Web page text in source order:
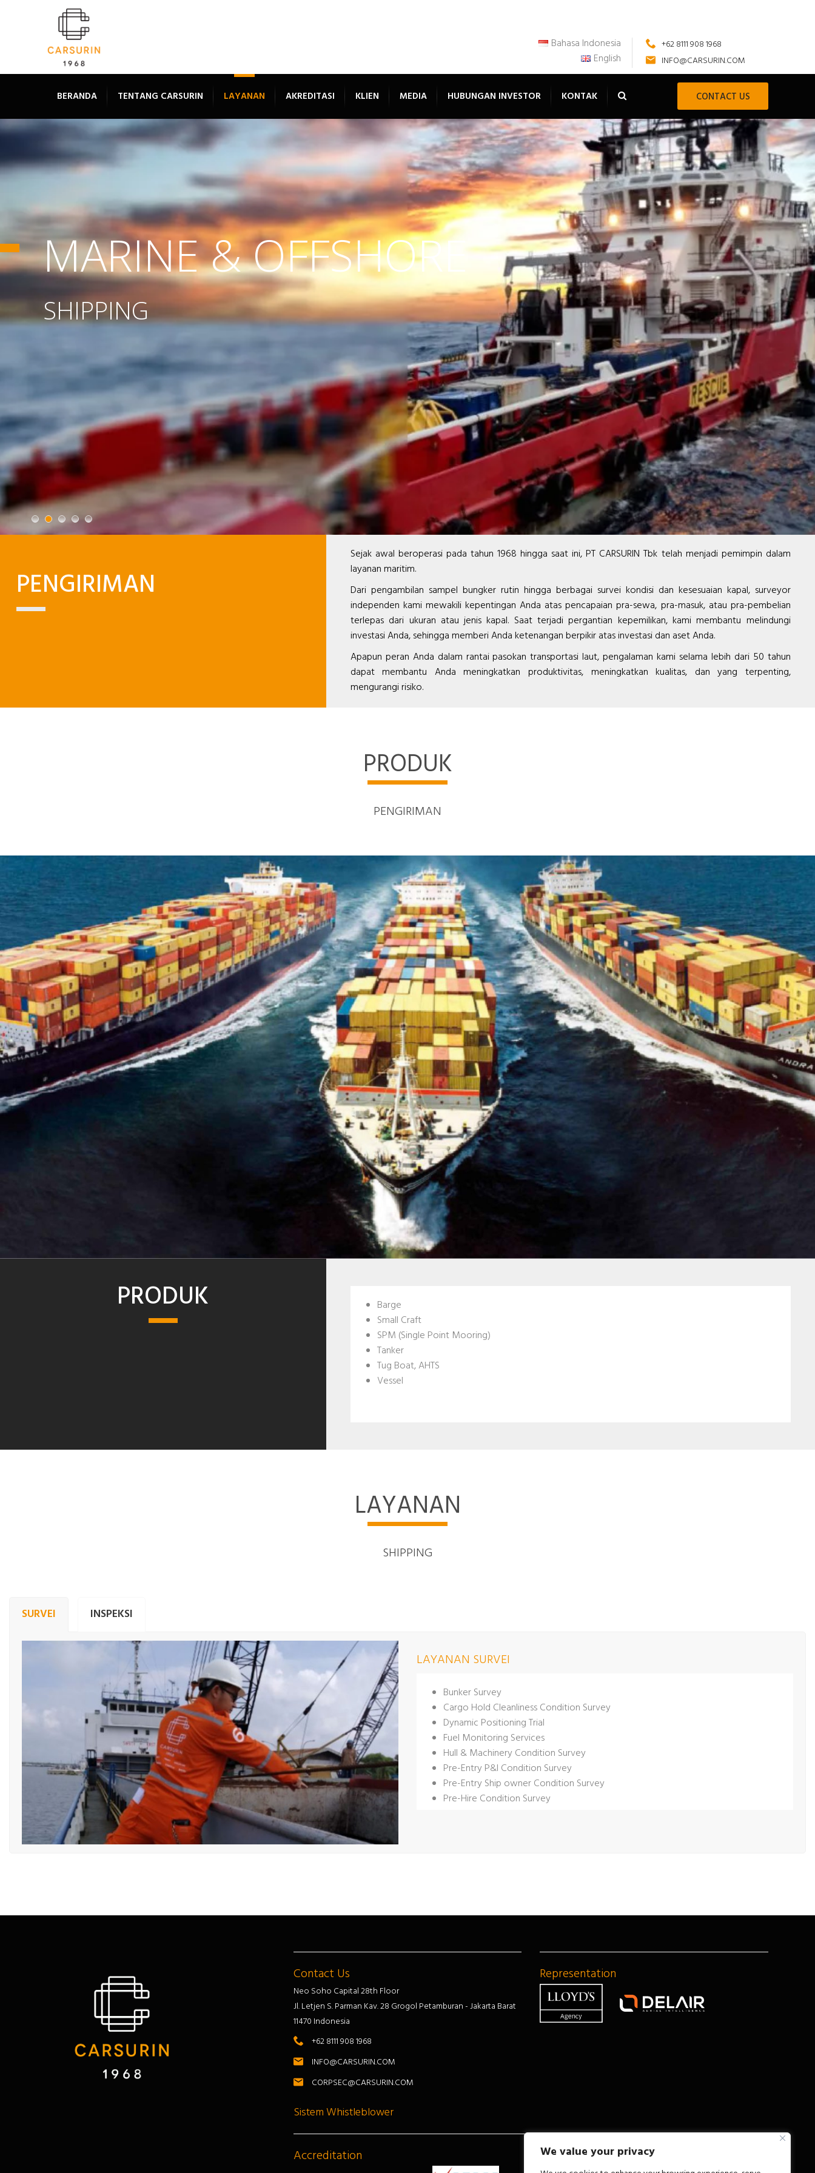
We value your privacy
+62 8111 908 1968
INFO@CARSURIN.COM
Bahasa Indonesia
English
BERANDA TENTANG CARSURIN LAYANAN AKREDITASI KLIEN MEDIA HUBUNGAN INVESTOR KONTAK CONTACT US
PENGIRIMAN
Sejak awal beroperasi pada tahun 1968 hingga saat ini, PT CARSURIN Tbk telah menjadi pemimpin dalam
layanan maritim.
Dari pengambilan sampel bungker rutin hingga berbagai survei kondisi dan kesesuaian kapal, surveyor
independen kami mewakili kepentingan Anda atas pencapaian pra-sewa, pra-masuk, atau pra-pembelian
terlepas dari ukuran atau jenis kapal. Saat terjadi pergantian kepemilikan, kami membantu melindungi
investasi Anda, sehingga memberi Anda ketenangan berpikir atas investasi dan aset Anda.
Apapun peran Anda dalam rantai pasokan transportasi laut, pengalaman kami selama lebih dari 50 tahun
dapat membantu Anda meningkatkan produktivitas, meningkatkan kualitas, dan yang terpenting,
mengurangi risiko.
PRODUK
PENGIRIMAN
PRODUK
Barge
Small Craft
SPM (Single Point Mooring)
Tanker
Tug Boat, AHTS
Vessel
LAYANAN
SHIPPING
SURVEI INSPEKSI
LAYANAN SURVEI
Bunker Survey
Cargo Hold Cleanliness Condition Survey
Dynamic Positioning Trial
Fuel Monitoring Services
Hull & Machinery Condition Survey
Pre-Entry P&I Condition Survey
Pre-Entry Ship owner Condition Survey
Pre-Hire Condition Survey
Contact Us
Neo Soho Capital 28th Floor
Jl. Letjen S. Parman Kav. 28 Grogol Petamburan - Jakarta Barat
11470 Indonesia
+62 8111 908 1968
INFO@CARSURIN.COM
CORPSEC@CARSURIN.COM
Representation
Sistem Whistleblower
Accreditation